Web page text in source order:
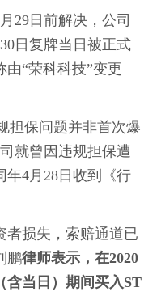
29日前解决，公司
日复牌当日被正式
“荣科科技”变更
担保问题并非首次爆
就曾因违规担保遭
年4月28日收到《行
者损失，索赔通道已
鹏律师表示，在2020
含当日）期间买入ST